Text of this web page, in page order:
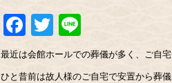
Facebook
Twitter
最近は会館ホールでの葬儀が多く、ご自
ひと昔前は故人様のご自宅で安置から葬